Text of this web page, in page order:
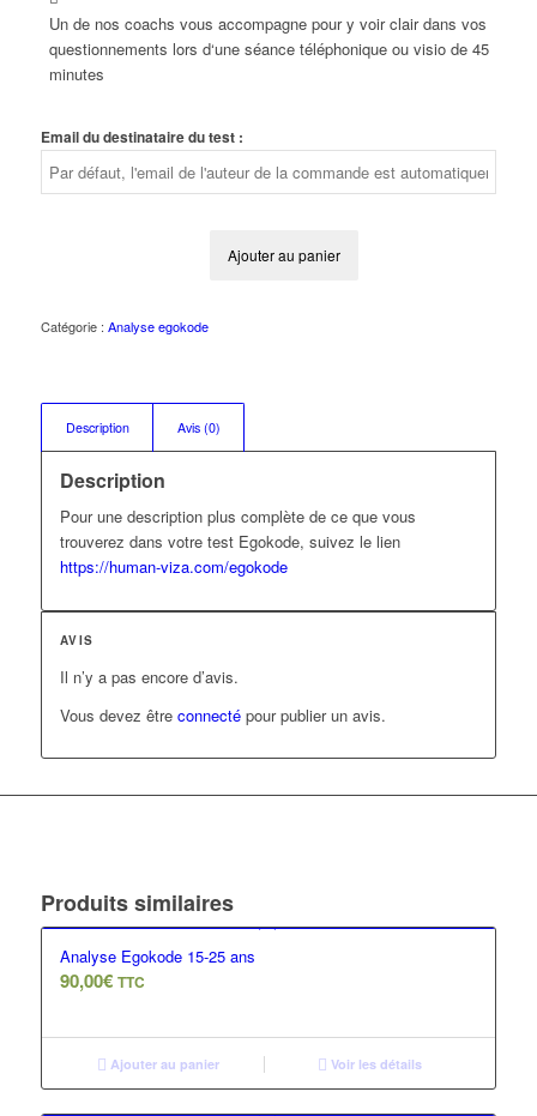
Un de nos coachs vous accompagne pour y voir clair dans vos
questionnements lors d‘une séance téléphonique ou visio de 45
minutes
Email du destinataire du test :
Ajouter au panier
Catégorie : Analyse egokode
Description Avis (0)
Description
Pour une description plus complète de ce que vous
trouverez dans votre test Egokode, suivez le lien
https://human-viza.com/egokode
AVIS
Il n’y a pas encore d’avis.
Vous devez être connectépour publier un avis.
Produits similaires
Analyse Egokode 15-25 ans
90,00€ TTC
Ajouter au panier Voir les détails